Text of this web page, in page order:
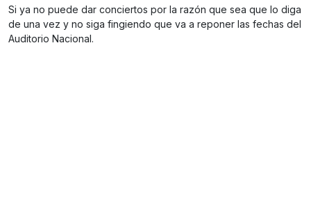
Si ya no puede dar conciertos por la razón que sea que lo diga
de una vez y no siga fingiendo que va a reponer las fechas del
Auditorio Nacional.